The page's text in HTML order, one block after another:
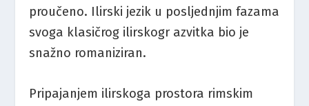
proučeno. Ilirski jezik u posljednjim fazama
svoga klasičrog ilirskogr azvitka bio je
snažno romaniziran.
Pripajanjem ilirskoga prostora rimskim